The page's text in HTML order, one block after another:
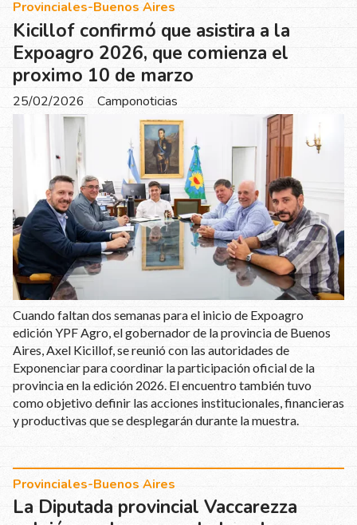
Kicillof confirmó que asistira a la
Expoagro 2026, que comienza el
proximo 10 de marzo
Camponoticias
Provinciales-Buenos Aires
25/02/2026
Cuando faltan dos semanas para el inicio de Expoagro
edición YPF Agro, el gobernador de la provincia de Buenos
Aires, Axel Kicillof, se reunió con las autoridades de
Exponenciar para coordinar la participación oficial de la
provincia en la edición 2026. El encuentro también tuvo
como objetivo definir las acciones institucionales, financieras
y productivas que se desplegarán durante la muestra.
La Diputada provincial Vaccarezza
Provinciales-Buenos Aires